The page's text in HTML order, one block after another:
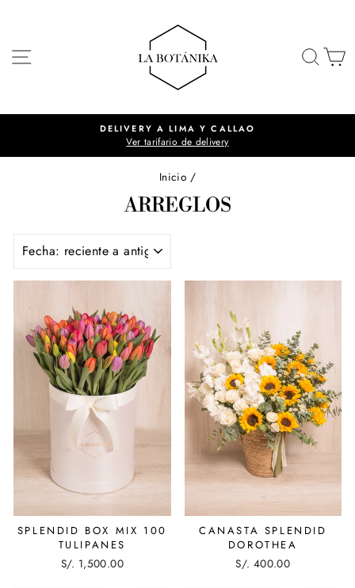
contenido
diapositivas
DELIVERY A LIMA Y CALLAO
Ver tarifario de delivery
Inicio /
ARREGLOS
SPLENDID BOX MIX 100
TULIPANES
S/. 1,500.00
CANASTA SPLENDID
DOROTHEA
S/. 400.00